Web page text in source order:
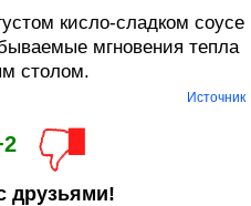
кисло-сладком соусе
мгновения тепла
столом.
Источник
друзьями!